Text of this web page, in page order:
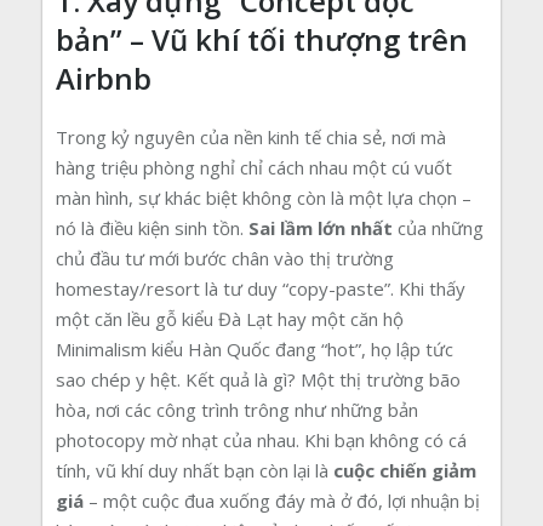
bản” – Vũ khí tối thượng trên
Airbnb
Trong kỷ nguyên của nền kinh tế chia sẻ, nơi mà
hàng triệu phòng nghỉ chỉ cách nhau một cú vuốt
màn hình, sự khác biệt không còn là một lựa chọn –
nó là điều kiện sinh tồn. Sai lầm lớn nhất của những
chủ đầu tư mới bước chân vào thị trường
homestay/resort là tư duy “copy-paste”. Khi thấy
một căn lều gỗ kiểu Đà Lạt hay một căn hộ
Minimalism kiểu Hàn Quốc đang “hot”, họ lập tức
sao chép y hệt. Kết quả là gì? Một thị trường bão
hòa, nơi các công trình trông như những bản
photocopy mờ nhạt của nhau. Khi bạn không có cá
tính, vũ khí duy nhất bạn còn lại là cuộc chiến giảm
giá – một cuộc đua xuống đáy mà ở đó, lợi nhuận bị